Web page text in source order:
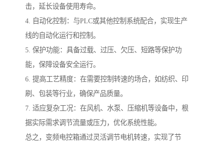
击，延长设备使用寿命。
4. 自动化控制：与PLC或其他控制系统配合，实现生产
线的自动化运行和控制。
5. 保护功能：具备过载、过压、欠压、短路等保护功
能，保障设备安全运行。
6. 提高工艺精度：在需要控制转速的场合，如纺织、印
刷、包装等行业，确保产品质量。
7. 适应复杂工况：在风机、水泵、压缩机等设备中，根
据实际需求调节流量或压力，优化系统性能。
总之，变频电控箱通过灵活调节电机转速，实现了节